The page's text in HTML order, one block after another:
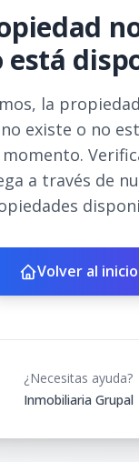
está
la
existe o no
a través de
Volver al inicio
¿Necesitas ayuda?
Inmobiliaria Grupal